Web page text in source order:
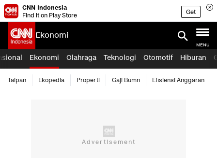
CNN Indonesia
Find it on Play Store
Get
Ekonomi
MENU
Ekonomi Olahraga Teknologi Otomotif Hiburan
Taipan Ekopedia Properti Gaji Bumn Efisiensi Anggaran